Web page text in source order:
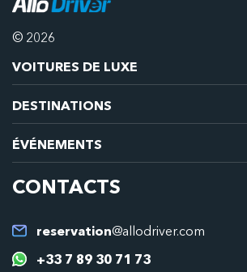
© 2026
VOITURES DE LUXE
DESTINATIONS
ÉVÉNEMENTS
CONTACTS
reservation@allodriver.com
+33 7 89 30 71 73